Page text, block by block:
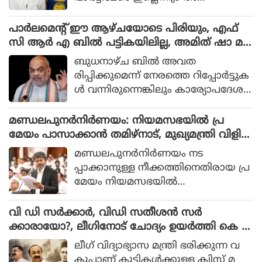
യാള്‍ക്കെതിരെ നിയമപരമായ നടപ
ടികള്‍ സ്വീകരിക്കുന്നതില്‍ തടസ്സങ്ങ
ളില്ലെന്നും പ്രതിപക്ഷ നേതാവായ
പിണറായി വിജയനാണ് വ്യക്ത
മാക്കിയത്.
പാര്‍ലമെന്റ് ഈ ആഴ്ചയോടെ പിരിയും, എഫ്
സി ആര്‍ എ ബില്‍ പട്ടികയിലില്ല, അമിത് ഷാ മ
റുപടിയില്ലാതെ മടങ്ങുമോ?
ബുധനാഴ്ച ബില്‍ അവത
രിപ്പിക്കുമെന്ന് നേരത്തെ റിപ്പോര്‍ട്ടുക
ള്‍ വന്നിരുന്നെങ്കിലും കാര്യോപദേശ
കസമിതിയിലെ ധാരണപ്രകാരം സ
ര്‍ക്കാര്‍ തയ്യാറാക്കിയ പട്ടികയില്‍ 4
ബില്ലുകളാണുള്ളത്.
മണ്ഡലപുനർനിർണയം: നിയമസഭയിൽ പ്ര
മേയം പാസാക്കാൻ തമിഴ്‌നാട്, മുഖ്യമന്ത്രി വിളിച്ച
യോഗം ഡിഎംകെ ബഹിഷ്കരിച്ചു
മണ്ഡലപുനര്‍നിര്‍ണയം നട
പ്പാക്കാനുള്ള നീക്കത്തിനെതിരായ പ്ര
മേയം നിയമസഭയില്‍
പാസാക്കാനൊരുങ്ങി തമിഴ്നാട്.
മുഖ്യമന്ത്രി സി ജോസഫ് വിജയുടെ
നേതൃത്വത്തില്‍ സംസ്ഥാനത്തെ എം
പിമാരുമായി നടന്ന കൂടിക്കാഴ്ചയ്ക്ക്
പിന്നാലെയാണ് തീരുമാനം.
വി ഡി സർക്കാർ, വിഡി സതീശൻ സർ
ക്കാരായോ?, ലീഗിനോട് ചോദ്യം ഉയർത്തി കെ ടി
ജലീൽ
ലീഗ് വിദ്യാഭ്യാസ മന്ത്രി ഭരിക്കുന്ന വ